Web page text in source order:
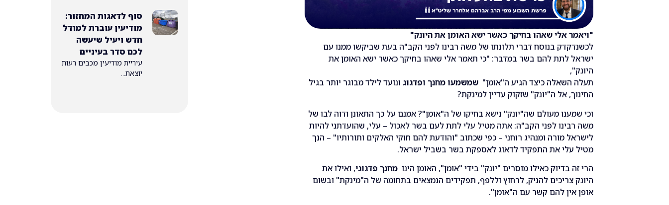
"ויאמר אלי שאהו בחיקך כאשר ישא האומן את היונק"
לכשנדקדק בנוסח דברי תלונתו של משה רבינו לפני הקב"ה בעת שביקשו ממנו עם
ישראל לתת להם בשר במדבר: "כי תאמר אלי שאהו בחיקך כאשר ישא האומן את
היונק",
תעלה השאלה כיצד הגיע ה"אומן" שמשמעו מחנך ופדגוג ונועד לילד מבוגר יותר בגיל
החינוך, אל ה"יונק" שזקוק עדיין למינקת?
וכי שמענו מעולם שה"יונק" נישא בחיקו של ה"אומן"? אמנם על כך התאונן ודוה לבו של
משה רבינו לפני הקב"ה: אתה מטיל עלי לתת לעם בשר לאכול – עלי, שהועדתני להיות
לישראל מורה ומנהיג רוחני – כפי שכתוב "והודעת להם חוקי האלקים ותורותיו" – הנך
מטיל עלי את התפקיד לדאוג לאספקת בשר בשביל ישראל.
הרי זה בדיוק כאילו מוסרים "יונק" בידי "אומן", האומן הינו מחנך פדגוגי, ואילו את
היונק צריכים להניק, לרחוץ וללפף, תפקידים הנמצאים בתחומה של ה"מינקת" ובשום
אופן אין להם קשר עם ה"אומן".
סוף לדאגות המחזור:
מודיעין עוברת למודל
חדש ויעיל שיעשה
לכם סדר בעיניים
עיריית מודיעין מכבים רעות
יוצאת...